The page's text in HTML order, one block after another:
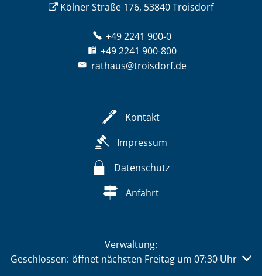
Kölner Straße 176, 53840 Troisdorf
+49 2241 900-0
+49 2241 900-800
rathaus@troisdorf.de
Kontakt
Impressum
Datenschutz
Anfahrt
Verwaltung:
Klicken, um weitere Öffnungs- oder Schließzeiten
Geschlossen: öffnet nächsten Freitag um 07:30 Uhr